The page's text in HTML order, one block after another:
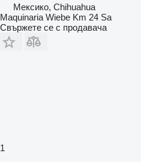
Мексико, Chihuahua
Maquinaria Wiebe Km 24 Sa
Свържете се с продавача
1